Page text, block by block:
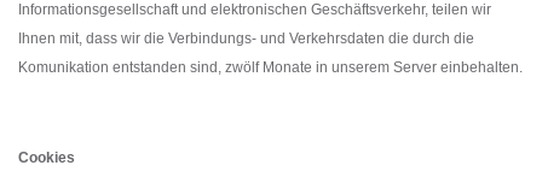
Informationsgesellschaft und elektronischen Geschäftsverkehr, teilen wir
Ihnen mit, dass wir die Verbindungs- und Verkehrsdaten die durch die
Komunikation entstanden sind, zwölf Monate in unserem Server einbehalten.
Cookies